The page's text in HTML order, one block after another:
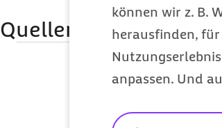
können wir z. B.
herausfinden,
anpassen. Und
Quellenangaben
Diese